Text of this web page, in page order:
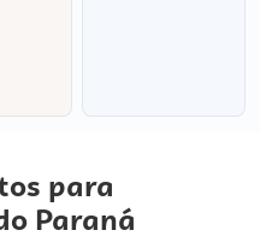
para
Paraná